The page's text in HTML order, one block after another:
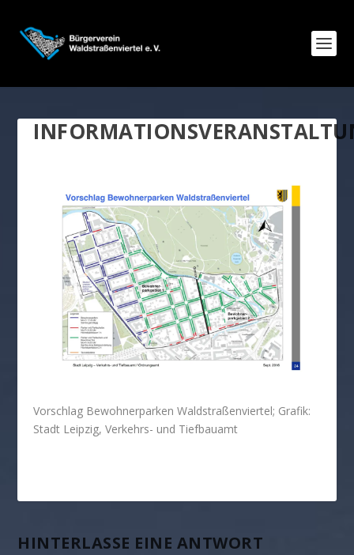
Vorschlag Bewohnerparken Waldstraßenviertel; Grafik:
Stadt Leipzig, Verkehrs- und Tiefbauamt
HINTERLASSE EINE ANTWORT